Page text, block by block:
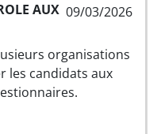
09/03/2026
AUX
organisations
les candidats aux